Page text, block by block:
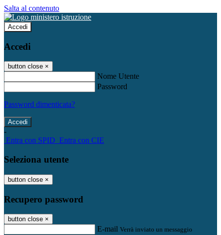
Salta al contenuto
Accedi
Accedi
button close ×
Nome Utente
Password
Password dimenticata?
-
Entra con SPID Entra con CIE
Seleziona utente
button close ×
Recupero password
button close ×
E-mail Verrà inviato un messaggio